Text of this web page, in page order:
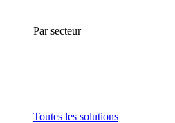
Par secteur
Toutes les solutions